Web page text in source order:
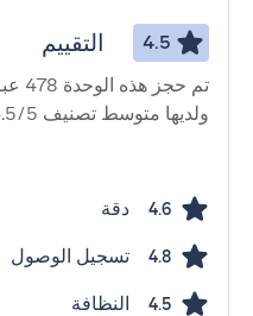
4.5 التقييم
تم
ولديها متوسط ​​تصنيف 4.5/5
4.6 دقة
4.8 تسجيل الوصول
4.5 النظافة